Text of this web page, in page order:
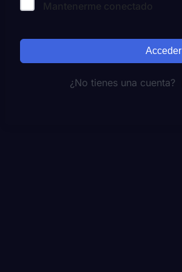
Mantenerme conectado
Acceder
¿No tienes una cuenta?